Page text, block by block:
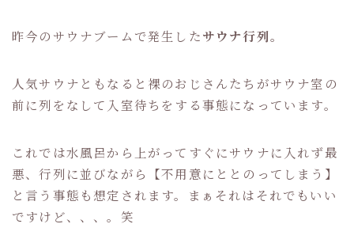
昨今のサウナブームで発生したサウナ行列。
人気サウナともなると裸のおじさんたちがサウナ室の
前に列をなして入室待ちをする事態になっています。
これでは水風呂から上がってすぐにサウナに入れず最
悪、行列に並びながら【不用意にととのってしまう】
と言う事態も想定されます。まぁそれはそれでもいい
ですけど、、、。笑